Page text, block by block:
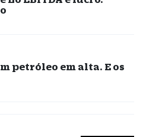
petróleo em alta. E os